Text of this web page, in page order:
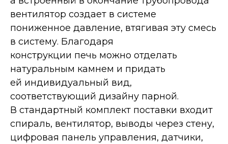
вентилятор создает в системе
пониженное давление, втягивая эту смесь
в систему. Благодаря
конструкции печь можно отделать
натуральным камнем и придать
ей индивидуальный вид,
соответствующий дизайну парной.
В стандартный комплект поставки входит
спираль, вентилятор, выводы через стену,
цифровая панель управления, датчики,
Дополнительные опции